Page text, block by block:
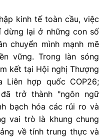
kinh tế toàn cầu, việc
dừng lại ở những con số
chuyển mình mạnh mẽ
vững. Trong làn sóng
kết tại Hội nghị Thượng
hợp quốc COP26;
đã trở thành "ngôn ngữ
bạch hóa các rủi ro và
vai trò là khung chung
về tính trung thực và